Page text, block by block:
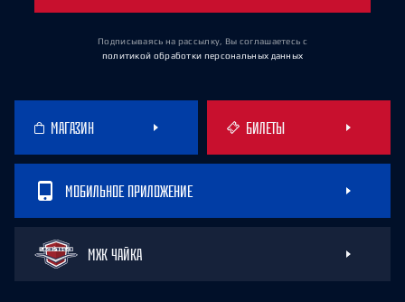
Подписываясь на рассылку, Вы соглашаетесь с
политикой обработки персональных данных
МАГАЗИН БИЛЕТЫ
МОБИЛЬНОЕ ПРИЛОЖЕНИЕ
МХК ЧАЙКА